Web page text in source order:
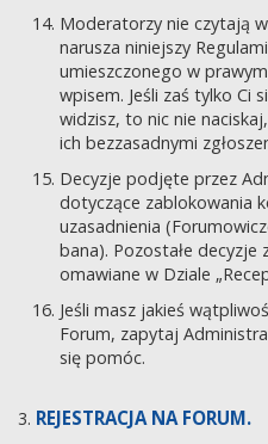
Moderatorzy nie czytają
narusza niniejszy
umieszczonego w
wpisem. Jeśli zaś tylko Ci
widzisz, to nic nie
ich bezzasadnymi
Decyzje podjęte przez
dotyczące zablokowania
uzasadnienia
bana). Pozostałe
omawiane w Dziale
Jeśli masz jakieś
Forum, zapytaj
się pomóc.
REJESTRACJA NA FORUM.